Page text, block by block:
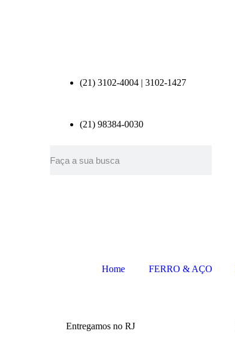
(21) 3102-4004 | 3102-1427
(21) 98384-0030
Home FERRO & AÇO
Entregamos no RJ